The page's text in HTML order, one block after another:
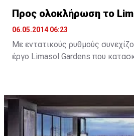
Προς ολοκλήρωση το
06.05.2014 06:23
Με εντατικούς ρυθμούς
έργο Limasol Gardens που
Το έργο αποτελείται από 89
και τριών υπνοδωματίων σε έξι
πέντε ορόφων. Βρίσκεται σε